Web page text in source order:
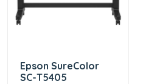
Epson SureColor
SC-T5405